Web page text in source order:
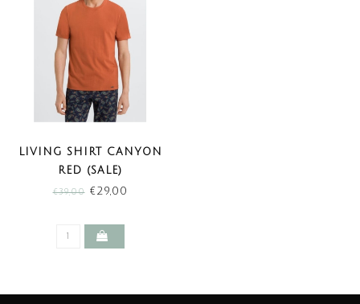
LIVING SHIRT CANYON
RED (SALE)
€39,00€29,00